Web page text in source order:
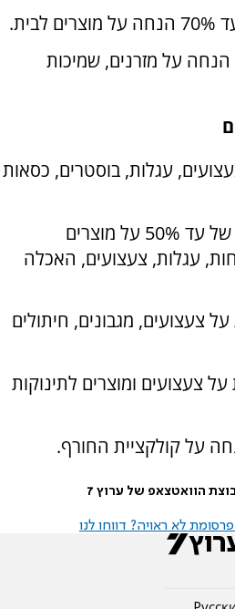
לבית
.
– עד 58% הנחה על מזרנים, שמיכות
עגלות, בוסטרים, כסאות
– הנחות של עד 50% על מוצרים
עגלות, צעצועים, האכלה
צעצועים, מגבונים, חיתולים
צעצועים ומוצרים לתינוקות
הוואטצאפ של ערוץ 7
לא ראויה? דווחו לנו